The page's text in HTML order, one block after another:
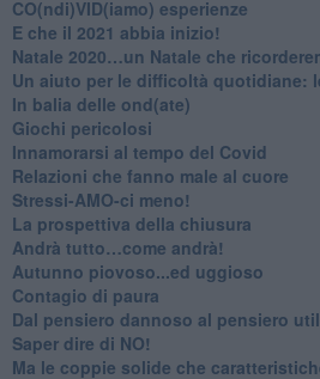
CO(ndi)VID(iamo) esperienze
​E che il 2021 abbia inizio!
​Natale 2020…un Natale che
Un aiuto per le difficoltà quotidiane:
​In balia delle ond(ate)
Giochi pericolosi
Innamorarsi al tempo del Covid
​Relazioni che fanno male al cuore
​Stressi-AMO-ci meno!
​La prospettiva della chiusura
​Andrà tutto…come andrà!
Autunno piovoso...ed uggioso
​Contagio di paura
​Dal pensiero dannoso al pensiero
​Saper dire di NO!
​Ma le coppie solide che